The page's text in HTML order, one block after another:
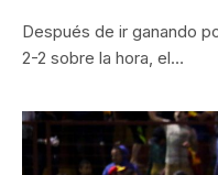
Después de ir ganando
2-2 sobre la hora, el…